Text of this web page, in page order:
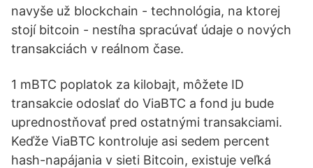
navyše už blockchain - technológia, na ktorej
stojí bitcoin - nestíha spracúvať údaje o nových
transakciách v reálnom čase.
1 mBTC poplatok za kilobajt, môžete ID
transakcie odoslať do ViaBTC a fond ju bude
uprednostňovať pred ostatnými transakciami.
Keďže ViaBTC kontroluje asi sedem percent
hash-napájania v sieti Bitcoin, existuje veľká